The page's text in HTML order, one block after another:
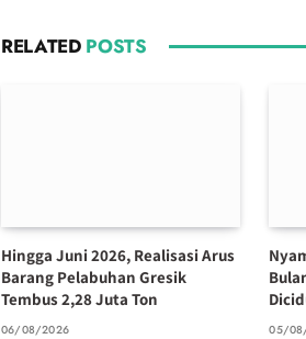
RELATED POSTS
Hingga Juni 2026, Realisasi Arus
Barang Pelabuhan Gresik
Tembus 2,28 Juta Ton
06/08/2026 05/